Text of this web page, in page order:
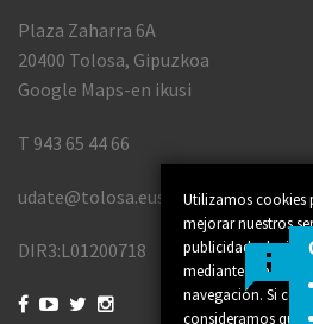
Utilizamos cookies
mejorar nuestros
publicidad
mediante el análisis
navegación. Si
consideramos que
Plaza Zaharra 6A
20400 Tolosa, Gipuzkoa
Google Maps-en ikusi
T 943 65 44 66
udate@tolosa.eus
DIR3:L01200718
   